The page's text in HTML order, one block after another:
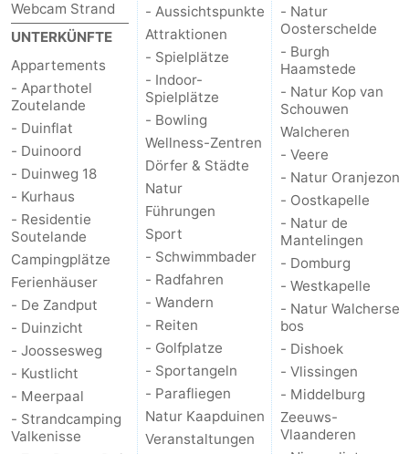
Webcam Strand
UNTERKÜNFTE
Appartements
- Aparthotel
Zoutelande
- Duinflat
- Duinoord
- Duinweg 18
- Kurhaus
- Residentie
Soutelande
Campingplätze
Ferienhäuser
- De Zandput
- Duinzicht
- Joossesweg
- Kustlicht
- Meerpaal
- Strandcamping
Valkenisse
- Aussichtspunkte
Attraktionen
- Spielplätze
- Indoor-
Spielplätze
- Bowling
Wellness-Zentren
Dörfer & Städte
Natur
Führungen
Sport
- Schwimmbader
- Radfahren
- Wandern
- Reiten
- Golfplatze
- Sportangeln
- Parafliegen
Natur Kaapduinen
Veranstaltungen
- Natur
Oosterschelde
- Burgh
Haamstede
- Natur Kop van
Schouwen
Walcheren
- Veere
- Natur Oranjezon
- Oostkapelle
- Natur de
Mantelingen
- Domburg
- Westkapelle
- Natur Walcherse
bos
- Dishoek
- Vlissingen
- Middelburg
Zeeuws-
Vlaanderen